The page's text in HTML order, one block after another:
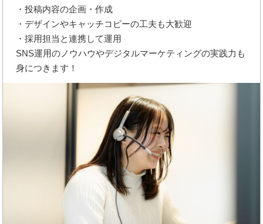
・投稿内容の企画・作成
・デザインやキャッチコピーの工夫も大歓迎
・採用担当と連携して運用
SNS運用のノウハウやデジタルマーケティングの実践力も
身につきます！